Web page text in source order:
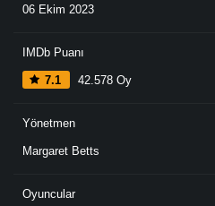
06 Ekim 2023
IMDb Puanı
7.1 42.578 Oy
Yönetmen
Margaret Betts
Oyuncular